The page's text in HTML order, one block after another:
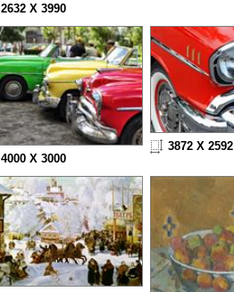
2632 X 3990
4000 X 3000
3872 X 2592